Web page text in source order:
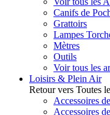
Canifs de
Grattoirs
Lampes
Mètres
Outils
Voir tous les
Loisirs & Plein Air
Retour vers Toutes
Accessoires
Accessoires